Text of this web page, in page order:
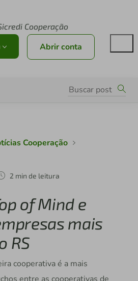
Cooperação
Abrir conta
Cooperação
2 min de leitura
of Mind e
mais
RS
cooperativa é a mais